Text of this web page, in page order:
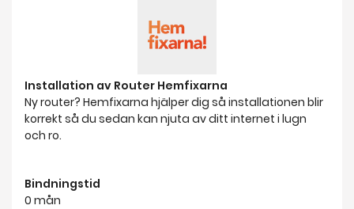
Installation av Router Hemfixarna
Ny router? Hemfixarna hjälper dig så installationen blir
korrekt så du sedan kan njuta av ditt internet i lugn
och ro.
Bindningstid
0 mån